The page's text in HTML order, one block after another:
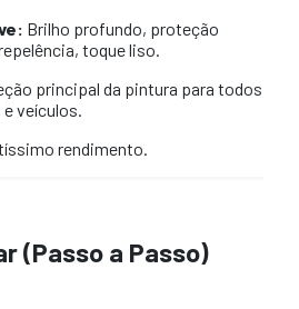
Brilho profundo, proteção
toque liso.
principal da pintura para todos
veículos.
rendimento.
(Passo a Passo)